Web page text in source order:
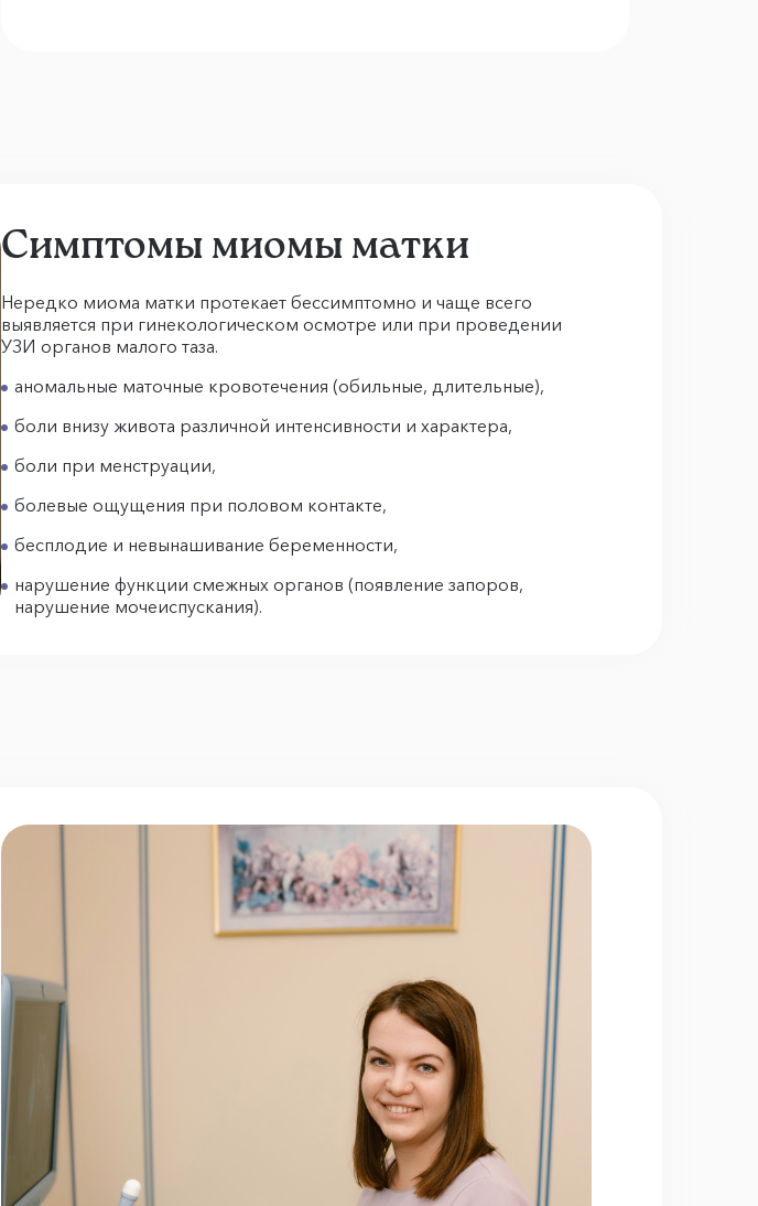
Симптомы миомы матки
Нередко миома матки протекает бессимптомно и чаще всего
выявляется при гинекологическом осмотре или при проведении
УЗИ органов малого таза.
аномальные маточные кровотечения (обильные, длительные),
боли внизу живота различной интенсивности и характера,
боли при менструации,
болевые ощущения при половом контакте,
бесплодие и невынашивание беременности,
нарушение функции смежных органов (появление запоров,
нарушение мочеиспускания).